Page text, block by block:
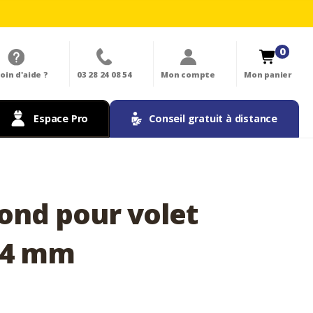
d'aide ? 03 28 24 08 54 Mon compte Mon panier
0
Espace Pro Conseil gratuit à distance
pour volet
mm